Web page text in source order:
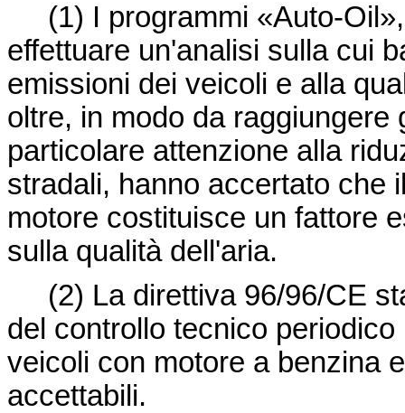
(1) I programmi «Auto-
effettuare un'analisi sulla cui
emissioni dei veicoli e alla
oltre, in modo da
particolare attenzione alla
stradali, hanno accertato che
motore costituisce un fattore
sulla qualità dell'aria.
(2) La direttiva 96/96/CE
del controllo tecnico
veicoli con motore a benzina
accettabili.